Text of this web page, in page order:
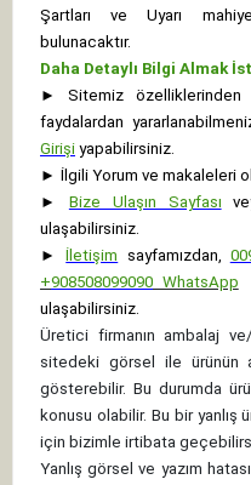
Şartları ve Uyarı
bulunacaktır.
Daha Detaylı Bilgi Almak
►
Sitemiz özelliklerinden
faydalardan
Girişi yapabilirsiniz.
► İlgili Yorum ve makaleleri
►
Bize Ulaşın Sayfası
ulaşabilirsiniz.
►
İletişim sayfamızdan,
+908508099090 WhatsApp
ulaşabilirsiniz.
Üretici firmanın ambalaj
sitedeki görsel ile ürünün
gösterebilir. Bu durumda
konusu olabilir. Bu bir yanlış
için bizimle irtibata
Yanlış görsel ve yazım